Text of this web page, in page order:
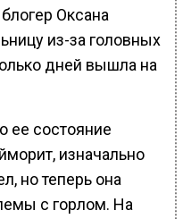
Оксана
из-за головных
дней вышла на
ее состояние
изначально
но теперь она
с горлом. На